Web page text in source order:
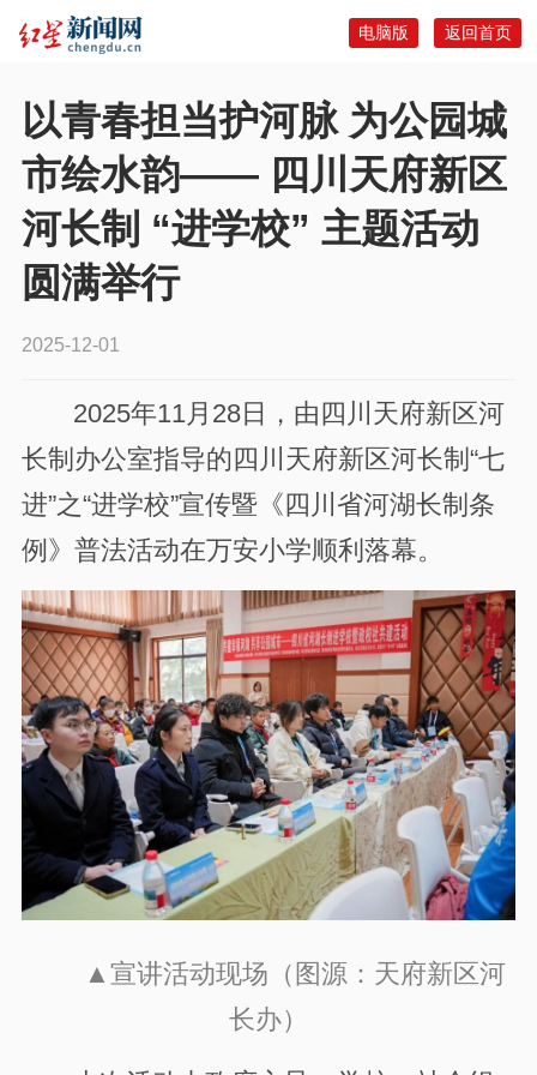
返回首页
电脑版
以青春担当护河脉 为公园城
市绘水韵—— 四川天府新区
河长制 “进学校” 主题活动
圆满举行
2025-12-01
2025年11月28日，由四川天府新区河
长制办公室指导的四川天府新区河长制“七
进”之“进学校”宣传暨《四川省河湖长制条
例》普法活动在万安小学顺利落幕。
▲宣讲活动现场（图源：天府新区河
长办）